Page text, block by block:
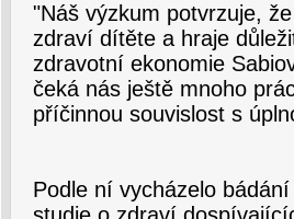
"Náš výzkum potvrzuje,
zdraví dítěte a hraje
zdravotní ekonomie
čeká nás ještě mnoho
příčinnou souvislost s
Podle ní vycházelo